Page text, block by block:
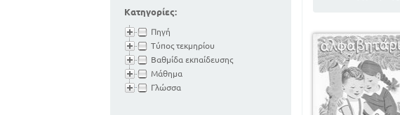
Κατηγορίες:
Πηγή
Τύπος τεκμηρίου
Βαθμίδα εκπαίδευσης
Μάθημα
Γλώσσα